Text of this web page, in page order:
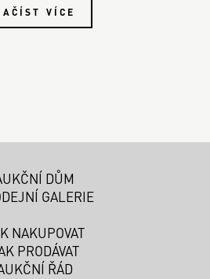
VÍCE
DŮM
GALERIE
NAKUPOVAT
PRODÁVAT
ŘÁD